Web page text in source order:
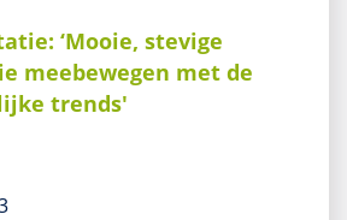
‘Mooie, stevige
meebewegen met de
trends'